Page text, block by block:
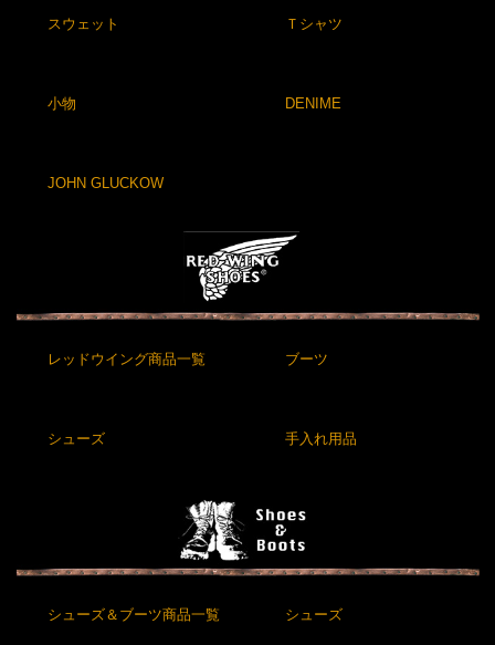
スウェット Ｔシャツ
小物 DENIME
JOHN GLUCKOW
レッドウイング商品一覧 ブーツ
シューズ 手入れ用品
シューズ＆ブーツ商品一覧 シューズ